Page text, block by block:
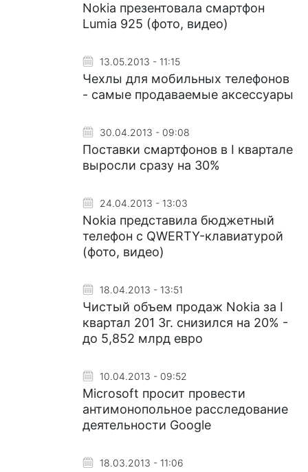
Nokia презентовала смартфон
Lumia 925 (фото, видео)
13.05.2013 - 11:15
Чехлы для мобильных телефонов
- самые продаваемые аксессуары
30.04.2013 - 09:08
Поставки смартфонов в I квартале
выросли сразу на 30%
24.04.2013 - 13:03
Nokia представила бюджетный
телефон с QWERTY-клавиатурой
(фото, видео)
18.04.2013 - 13:51
Чистый объем продаж Nokia за I
квартал 201 3г. снизился на 20% -
до 5,852 млрд евро
10.04.2013 - 09:52
Microsoft просит провести
антимонопольное расследование
деятельности Google
18.03.2013 - 11:06